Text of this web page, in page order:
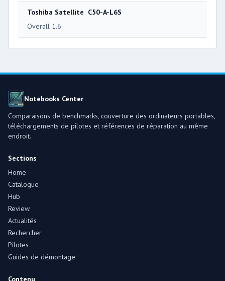
Toshiba Satellite C50-A-L6S
Overall 1.6
Notebooks Center
Comparaisons de benchmarks, couverture des ordinateurs portables,
téléchargements de pilotes et références de réparation au même
endroit.
Sections
Home
Catalogue
Hub
Review
Actualités
Rechercher
Pilotes
Guides de démontage
Contenu